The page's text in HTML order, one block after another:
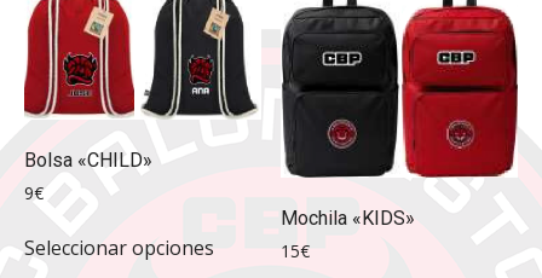
de
Bolsa «CHILD»
9€
Seleccionar opciones
Este
producto
Mochila «KIDS»
15€